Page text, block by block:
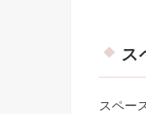
ス
スペー